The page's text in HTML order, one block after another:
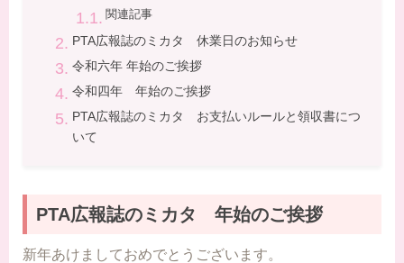
関連記事
PTA広報誌のミカタ 休業日のお知らせ
令和六年 年始のご挨拶
令和四年 年始のご挨拶
PTA広報誌のミカタ お支払いルールと領収書につ
いて
PTA広報誌のミカタ 年始のご挨拶
新年あけましておめでとうございます。